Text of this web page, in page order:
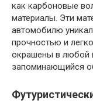
как карбоновые
материалы. Эти
автомобилю
прочностью и
окрашены в любой
запоминающийся